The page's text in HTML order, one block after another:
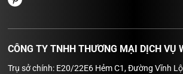
CÔNG TY TNHH THƯƠNG MẠI DỊCH VỤ
Trụ sở chính: E20/22E6 Hẻm C1, Đường Vĩnh